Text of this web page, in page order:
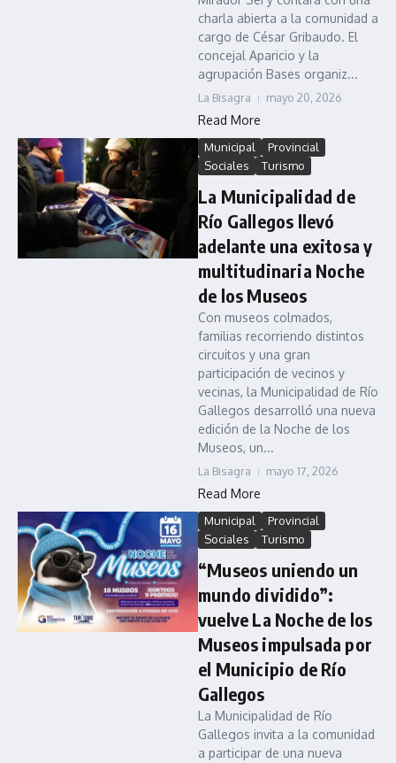
charla abierta a la comunidad a
cargo de César Gribaudo. El
concejal Aparicio y la
agrupación Bases organiz...
La Bisagra mayo 20, 2026
Read More
Municipal
Provincial
Sociales
Turismo
La Municipalidad de
Río Gallegos llevó
adelante una exitosa y
multitudinaria Noche
de los Museos
Con museos colmados,
familias recorriendo distintos
circuitos y una gran
participación de vecinos y
vecinas, la Municipalidad de Río
Gallegos desarrolló una nueva
edición de la Noche de los
Museos, un...
La Bisagra mayo 17, 2026
Read More
Municipal
Provincial
Sociales
Turismo
“Museos uniendo un
mundo dividido”:
vuelve La Noche de los
Museos impulsada por
el Municipio de Río
Gallegos
La Municipalidad de Río
Gallegos invita a la comunidad
a participar de una nueva